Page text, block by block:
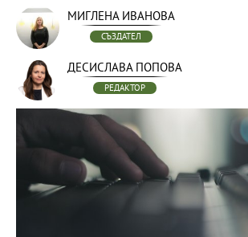
МИГЛЕНА ИВАНОВА
СЪЗДАТЕЛ
ДЕСИСЛАВА ПОПОВА
РЕДАКТОР